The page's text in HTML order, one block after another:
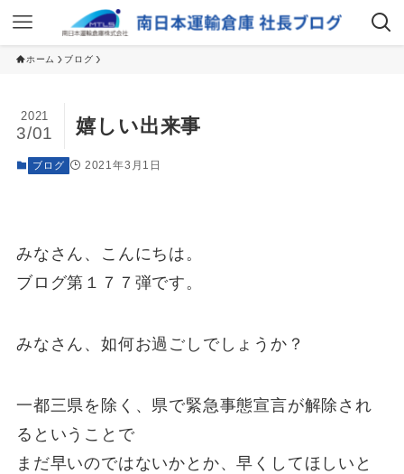
ホーム ブログ
嬉しい出来事
2021
3/01
ブログ 2021年3月1日
みなさん、こんにちは。
ブログ第１７７弾です。
みなさん、如何お過ごしでしょうか？
一都三県を除く、県で緊急事態宣言が解除され
るということで
まだ早いのではないかとか、早くしてほしいと